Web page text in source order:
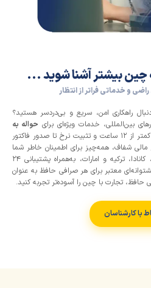
بیشتر آشنا شوید ...
امن، سریع و بی‌دردسر هستید؟
خدمات ویژه‌ای برایحواله به
ارائه می‌دهد. از انتقال وجه در کمتر از ۱۲ ساعت و تثبیت نرخ تا صدور فاکتور
همه‌چیز برای اطمینان خاطر شما
فراهم است. دفاتر فعال ما در ایران، کانادا، ترکیه و امارات، به‌همراه پشتیبانی ۲۴
معتبر برای هر صرافی حافظ به عنوان
با چین را آسوده‌تر تجربه کنید.